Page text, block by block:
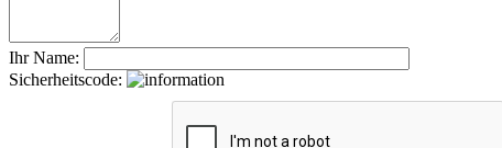
Ihr Name:
Sicherheitscode: